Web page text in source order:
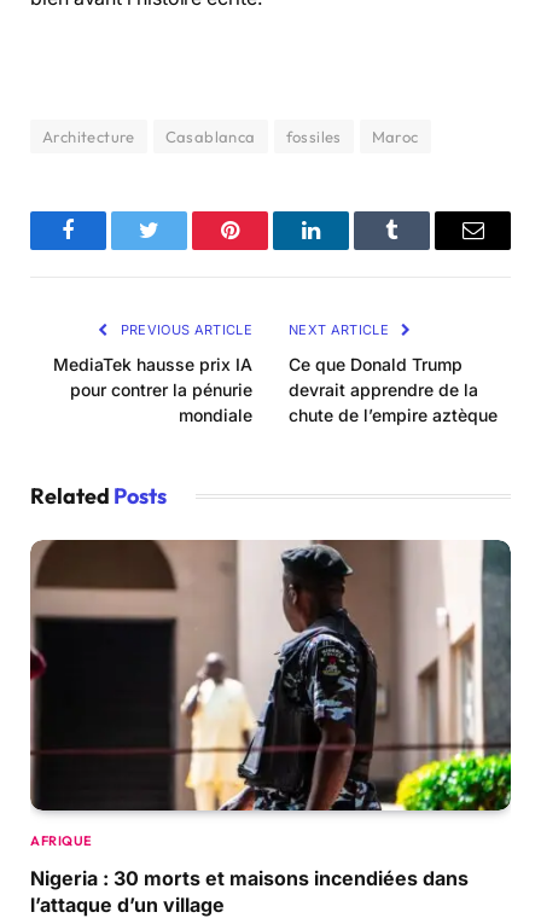
Architecture Casablanca fossiles Maroc
FacebookTwitter Pinterest LinkedInTumblr Email
PREVIOUS ARTICLE
MediaTek hausse prix IA
pour contrer la pénurie
mondiale
NEXT ARTICLE
Ce que Donald Trump
devrait apprendre de la
chute de l’empire aztèque
Related Posts
AFRIQUE
Nigeria : 30 morts et maisons incendiées dans
l’attaque d’un village